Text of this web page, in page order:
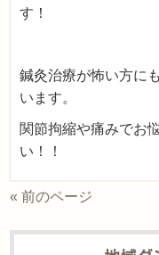
す！
鍼灸治療が怖い方に
います。
関節拘縮や痛みでお
い！！
« 前のページ